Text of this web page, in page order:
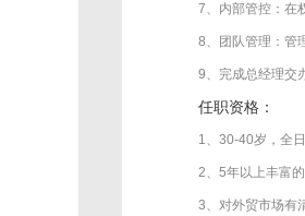
7、内部管控：在
8、团队管理：管
9、完成总经理交
任职资格：
1、30-40岁，全
2、5年以上丰富
3、对外贸市场有